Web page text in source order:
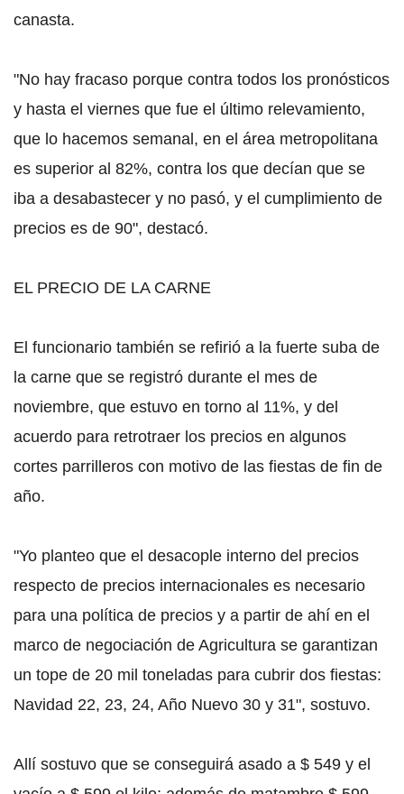
canasta.
"No hay fracaso porque contra todos los pronósticos
y hasta el viernes que fue el último relevamiento,
que lo hacemos semanal, en el área metropolitana
es superior al 82%, contra los que decían que se
iba a desabastecer y no pasó, y el cumplimiento de
precios es de 90", destacó.
EL PRECIO DE LA CARNE
El funcionario también se refirió a la fuerte suba de
la carne que se registró durante el mes de
noviembre, que estuvo en torno al 11%, y del
acuerdo para retrotraer los precios en algunos
cortes parrilleros con motivo de las fiestas de fin de
año.
"Yo planteo que el desacople interno del precios
respecto de precios internacionales es necesario
para una política de precios y a partir de ahí en el
marco de negociación de Agricultura se garantizan
un tope de 20 mil toneladas para cubrir dos fiestas:
Navidad 22, 23, 24, Año Nuevo 30 y 31", sostuvo.
Allí sostuvo que se conseguirá asado a $ 549 y el